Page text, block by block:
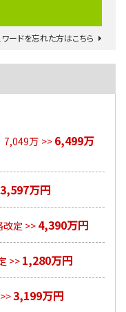
ワードを忘れた方はこちら
7,049万 >> 6,499万
3,597万円
改定 >>4,390万円
>>1,280万円
3,199万円